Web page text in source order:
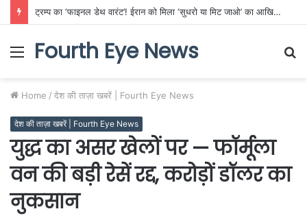
ट्रम्प का ‘फाइनल डेथ वारंट’! ईरान को मिला ‘सुधरो या मिट जाओ’ का आखिरी अल्टीमेटम, अमेरिकी जंगी बेड़े ने होर्मुज को बनाया किले में तब्दील!
Menu
Fourth Eye News
Home / देश की ताज़ा खबरें | Fourth Eye News
देश की ताज़ा खबरें | Fourth Eye News
युद्ध का असर खेलों पर — फॉर्मूला
वन की बड़ी रेसें रद्द, करोड़ों डॉलर का
नुकसान